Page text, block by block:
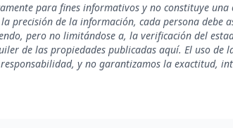
para fines informativos y no constituye
precisión de la información, cada persona debe
pero no limitándose a, la verificación del
de las propiedades publicadas aquí. El uso de
y no garantizamos la exactitud,